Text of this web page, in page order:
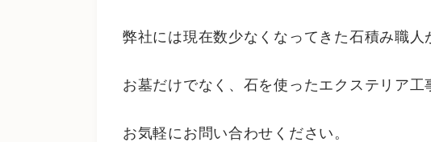
弊社には現在数少なくなってきた石積み職人
お墓だけでなく、石を使ったエクステリア工
お気軽にお問い合わせください。